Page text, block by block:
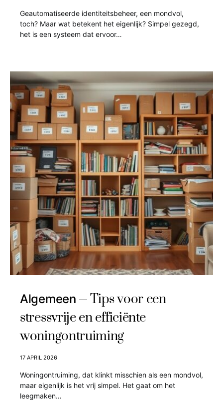
Geautomatiseerde identiteitsbeheer, een mondvol,
toch? Maar wat betekent het eigenlijk? Simpel gezegd,
het is een systeem dat ervoor…
Algemeen
Tips voor een
stressvrije en efficiënte
woningontruiming
17 APRIL 2026
Woningontruiming, dat klinkt misschien als een mondvol,
maar eigenlijk is het vrij simpel. Het gaat om het
leegmaken…